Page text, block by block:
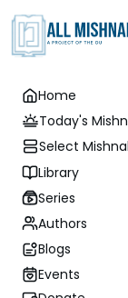
Home
Today's
Select
Library
Series
Authors
Blogs
Events